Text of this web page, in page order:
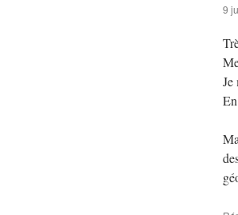
9
Je